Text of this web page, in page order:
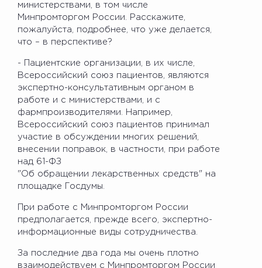
министерствами, в том числе
Минпромторгом России. Расскажите,
пожалуйста, подробнее, что уже делается,
что – в перспективе?
- Пациентские организации, в их числе,
Всероссийский союз пациентов, являются
экспертно-консультативным органом в
работе и с министерствами, и с
фармпроизводителями. Например,
Всероссийский союз пациентов принимал
участие в обсуждении многих решений,
внесении поправок, в частности, при работе
над 61-ФЗ
"Об обращении лекарственных средств" на
площадке Госдумы.
При работе с Минпромторгом России
предполагается, прежде всего, экспертно-
информационные виды сотрудничества.
За последние два года мы очень плотно
взаимодействуем с Минпромторгом России